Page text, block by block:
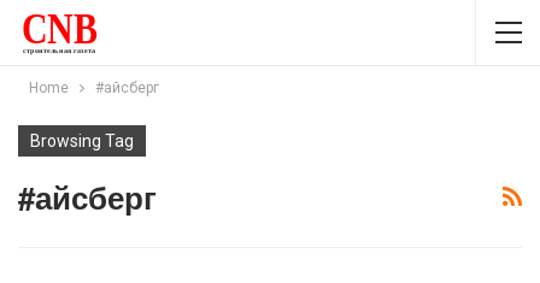
Home #айсберг
Browsing Tag
#айсберг